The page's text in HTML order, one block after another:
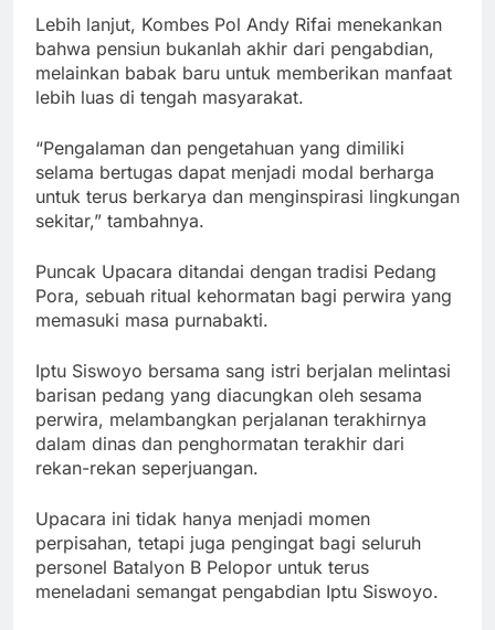
Lebih lanjut, Kombes Pol Andy Rifai menekankan
bahwa pensiun bukanlah akhir dari pengabdian,
melainkan babak baru untuk memberikan manfaat
lebih luas di tengah masyarakat.
“Pengalaman dan pengetahuan yang dimiliki
selama bertugas dapat menjadi modal berharga
untuk terus berkarya dan menginspirasi lingkungan
sekitar,” tambahnya.
Puncak Upacara ditandai dengan tradisi Pedang
Pora, sebuah ritual kehormatan bagi perwira yang
memasuki masa purnabakti.
Iptu Siswoyo bersama sang istri berjalan melintasi
barisan pedang yang diacungkan oleh sesama
perwira, melambangkan perjalanan terakhirnya
dalam dinas dan penghormatan terakhir dari
rekan-rekan seperjuangan.
Upacara ini tidak hanya menjadi momen
perpisahan, tetapi juga pengingat bagi seluruh
personel Batalyon B Pelopor untuk terus
meneladani semangat pengabdian Iptu Siswoyo.